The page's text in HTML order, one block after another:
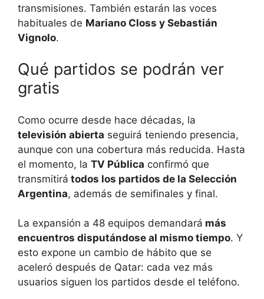
transmisiones. También estarán las voces
habituales de Mariano Closs y Sebastián
Vignolo.
Qué partidos se podrán ver
gratis
Como ocurre desde hace décadas, la
televisión abierta seguirá teniendo presencia,
aunque con una cobertura más reducida. Hasta
el momento, la TV Pública confirmó que
transmitirá todos los partidos de la Selección
Argentina, además de semifinales y final.
La expansión a 48 equipos demandará más
encuentros disputándose al mismo tiempo. Y
esto expone un cambio de hábito que se
aceleró después de Qatar: cada vez más
usuarios siguen los partidos desde el teléfono.